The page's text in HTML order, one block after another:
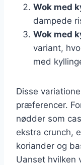
Wok med
dampede
Wok med
variant,
med
Disse
præferencer.
nødder som
ekstra crunch,
koriander og
Uanset hvilken